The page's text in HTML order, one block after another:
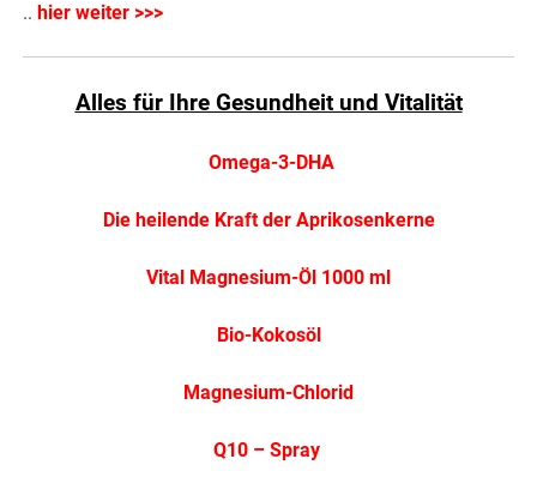
.. hier weiter >>>
Alles für Ihre Gesundheit und Vitalität
Omega-3-DHA
Die heilende Kraft der Aprikosenkerne
Vital Magnesium-Öl 1000 ml
Bio-Kokosöl
Magnesium-Chlorid
Q10 – Spray